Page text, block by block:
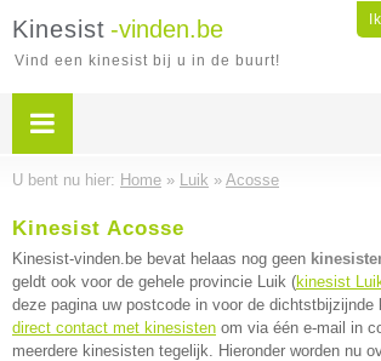
Kinesist -vinden.be
Vind een kinesist bij u in de buurt!
U bent nu hier: Home » Luik » Acosse
Kinesist Acosse
Kinesist-vinden.be bevat helaas nog geen
geldt ook voor de gehele provincie Luik (kinesist
deze pagina uw postcode in voor de dichtstbijzijnde
direct contact met kinesisten om via één e-mail in
meerdere kinesisten tegelijk. Hieronder worden nu